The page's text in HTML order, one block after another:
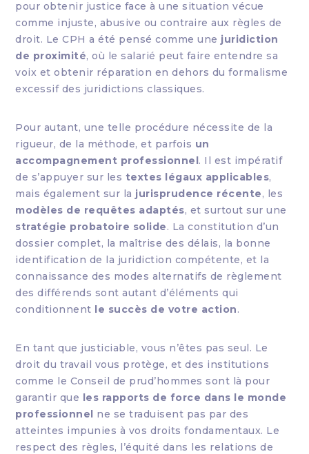
pour obtenir justice face à une situation vécue
comme injuste, abusive ou contraire aux règles de
droit. Le CPH a été pensé comme une juridiction
de proximité, où le salarié peut faire entendre sa
voix et obtenir réparation en dehors du formalisme
excessif des juridictions classiques.
Pour autant, une telle procédure nécessite de la
rigueur, de la méthode, et parfois un
accompagnement professionnel. Il est impératif
de s’appuyer sur les textes légaux applicables,
mais également sur la jurisprudence récente, les
modèles de requêtes adaptés, et surtout sur une
stratégie probatoire solide. La constitution d’un
dossier complet, la maîtrise des délais, la bonne
identification de la juridiction compétente, et la
connaissance des modes alternatifs de règlement
des différends sont autant d’éléments qui
conditionnent le succès de votre action.
En tant que justiciable, vous n’êtes pas seul. Le
droit du travail vous protège, et des institutions
comme le Conseil de prud’hommes sont là pour
garantir que les rapports de force dans le monde
professionnel ne se traduisent pas par des
atteintes impunies à vos droits fondamentaux. Le
respect des règles, l’équité dans les relations de